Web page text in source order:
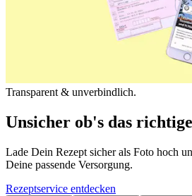
Transparent & unverbindlich.
Unsicher ob's das
Lade Dein Rezept sicher als Foto hoch
Deine passende Versorgung.
Rezeptservice entdecken